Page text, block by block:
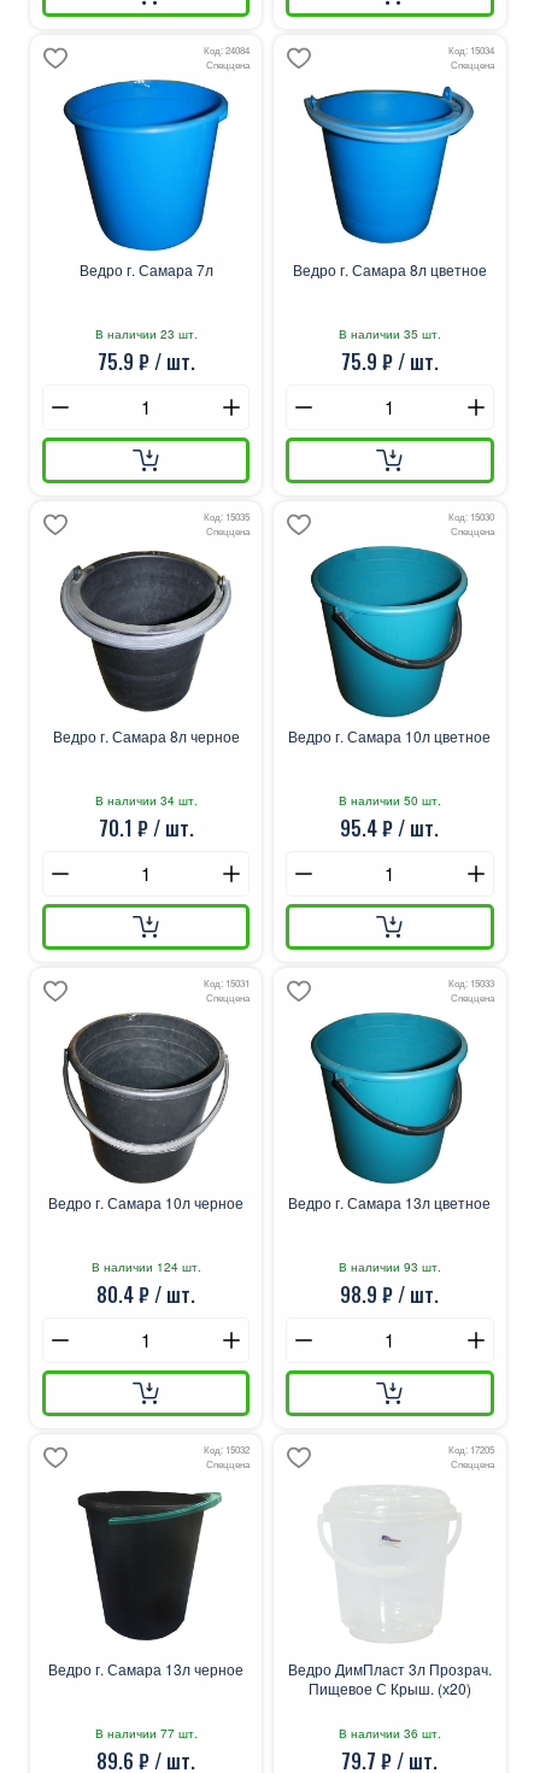
Код: 24084
Спеццена
Ведро г. Самара 7л
В наличии 23 шт.
75.9 ₽ / шт.
Код: 15034
Спеццена
Ведро г. Самара 8л цветное
В наличии 35 шт.
75.9 ₽ / шт.
Код: 15035
Спеццена
Ведро г. Самара 8л черное
В наличии 34 шт.
70.1 ₽ / шт.
Код: 15030
Спеццена
Ведро г. Самара 10л цветное
В наличии 50 шт.
95.4 ₽ / шт.
Код: 15031
Спеццена
Ведро г. Самара 10л черное
В наличии 124 шт.
80.4 ₽ / шт.
Код: 15033
Спеццена
Ведро г. Самара 13л цветное
В наличии 93 шт.
98.9 ₽ / шт.
Код: 15032
Спеццена
Ведро г. Самара 13л черное
В наличии 77 шт.
89.6 ₽ / шт.
Код: 17205
Спеццена
Ведро ДимПласт 3л Прозрач.
Пищевое С Крыш. (х20)
В наличии 36 шт.
79.7 ₽ / шт.